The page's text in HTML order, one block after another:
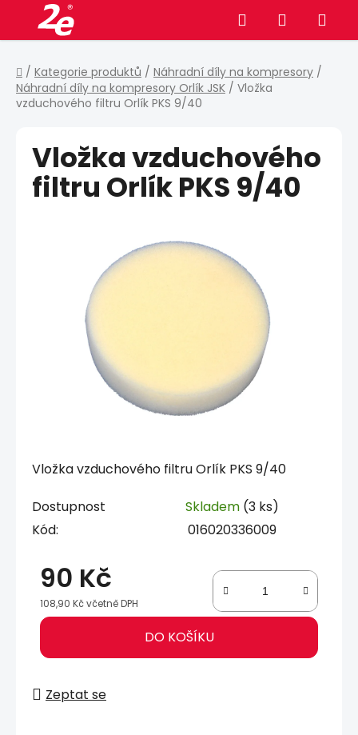
obsah
Hledat NÁKUPNÍ
KOŠÍK
Domů
/ Kategorie produktů / Náhradní díly na kompresory /
Náhradní díly na kompresory Orlík JSK / Vložka
vzduchového filtru Orlík PKS 9/40
Vložka vzduchového filtru Orlík PKS 9/40
Dostupnost Skladem (3 ks)
Kód:
016020336009
90 Kč
108,90 Kč včetně DPH
Měrná cena: DO KOŠÍKU
Zeptat se
Vložka vzduchového
filtru Orlík PKS 9/40